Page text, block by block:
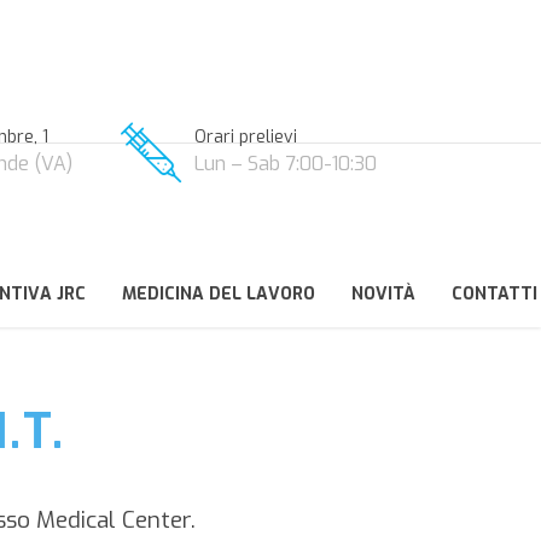
1
(VA)
Orari prelievi
Lun – Sab 7:00-10:30
JRC MEDICINA DEL LAVORO NOVITÀ CONTATTI
Medical Center.